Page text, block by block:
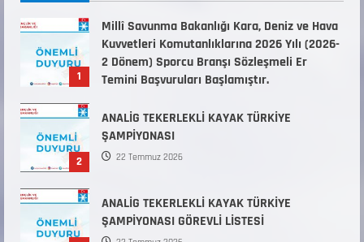
2
ANALİG TEKERLEKLİ KAYAK TÜRKİYE
ŞAMPİYONASI
22 Temmuz 2026
3
ANALİG TEKERLEKLİ KAYAK TÜRKİYE
ŞAMPİYONASI GÖREVLİ LİSTESİ
22 Temmuz 2026
Teknik Kurul ve Alt Kurul Üyelerimiz
Belirlendi